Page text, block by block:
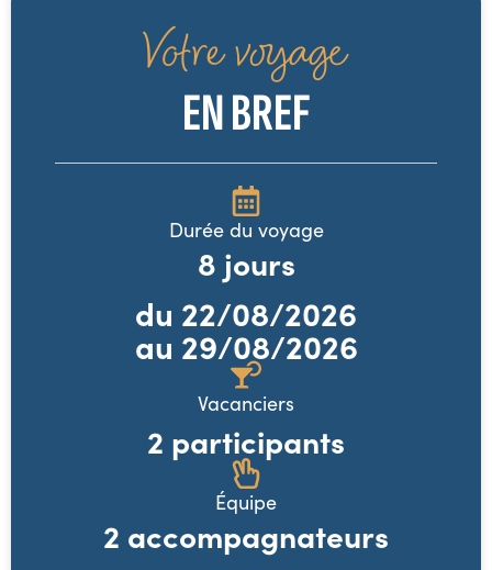
Votre voyage
EN BREF
Durée du voyage
8 jours
du 22/08/2026
au 29/08/2026
Vacanciers
2 participants
Équipe
2 accompagnateurs